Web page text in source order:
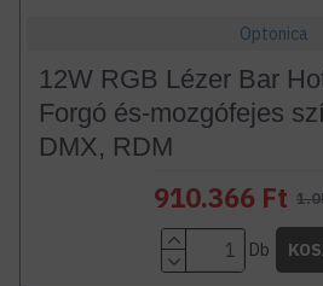
Optonica
12W RGB Lézer Bar
Forgó és-mozgófejes
DMX, RDM
910.366 Ft
Db